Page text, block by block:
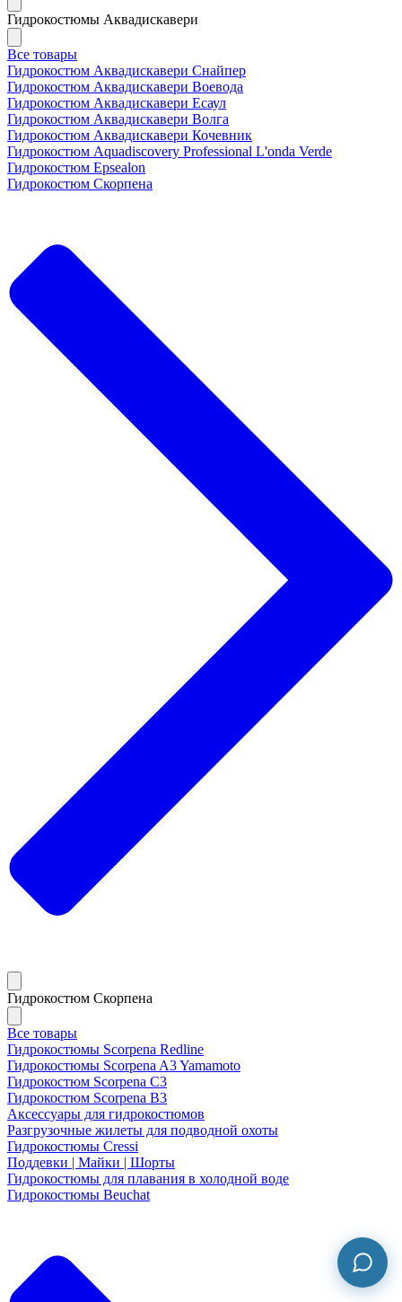
Гидрокостюмы Аквадискавери
Все товары
Гидрокостюм Аквадискавери Снайпер
Гидрокостюм Аквадискавери Воевода
Гидрокостюм Аквадискавери Есаул
Гидрокостюм Аквадискавери Волга
Гидрокостюм Аквадискавери Кочевник
Гидрокостюм Aquadiscovery Professional L'onda Verde
Гидрокостюм Epsealon
Гидрокостюм Скорпена
Гидрокостюм Скорпена
Все товары
Гидрокостюмы Scorpena Redline
Гидрокостюмы Scorpena A3 Yamamoto
Гидрокостюм Scorpena C3
Гидрокостюм Scorpena B3
Аксессуары для гидрокостюмов
Разгрузочные жилеты для подводной охоты
Гидрокостюмы Cressi
Поддевки | Майки | Шорты
Гидрокостюмы для плавания в холодной воде
Гидрокостюмы Beuchat